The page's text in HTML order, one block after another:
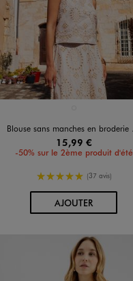
Blouse sans manches en broderie ajourée femme
15,99 €
-50% sur le 2ème produit d'été
5/5 de moyenne
(37 avis)
AJOUTERAU PANIER